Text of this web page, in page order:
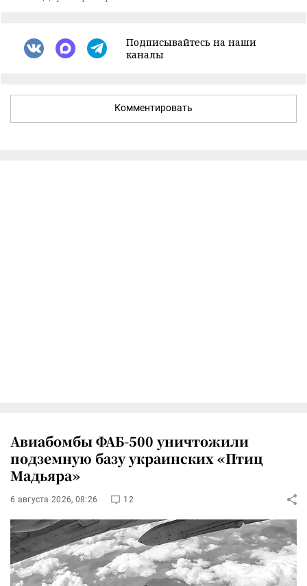
Подписывайтесь на наши
каналы
Комментировать
Авиабомбы ФАБ-500 уничтожили
подземную базу украинских «Птиц
Мадьяра»
6 августа 2026, 08:26 12